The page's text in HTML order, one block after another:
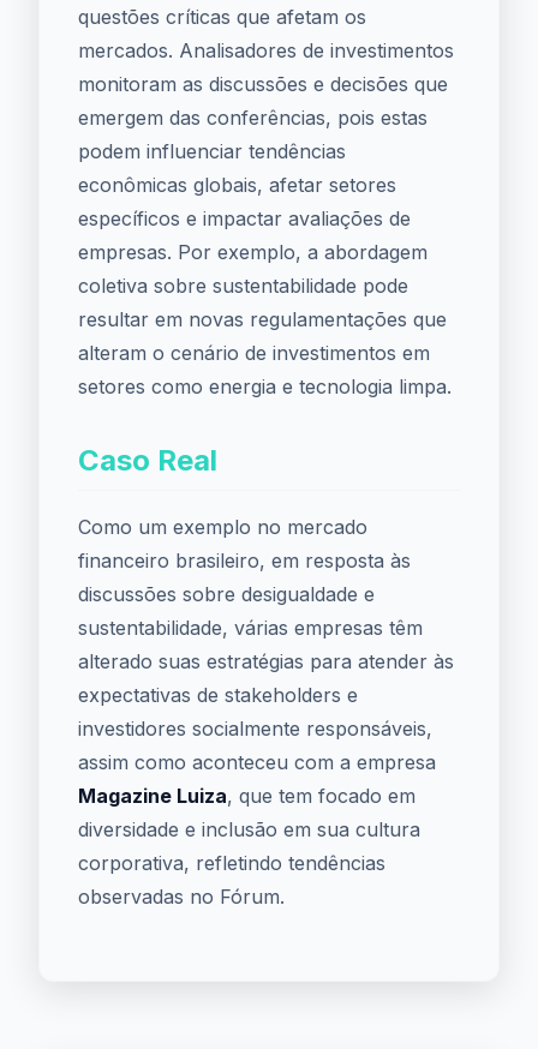
questões críticas que afetam os
mercados. Analisadores de investimentos
monitoram as discussões e decisões que
emergem das conferências, pois estas
podem influenciar tendências
econômicas globais, afetar setores
específicos e impactar avaliações de
empresas. Por exemplo, a abordagem
coletiva sobre sustentabilidade pode
resultar em novas regulamentações que
alteram o cenário de investimentos em
setores como energia e tecnologia limpa.
Caso Real
Como um exemplo no mercado
financeiro brasileiro, em resposta às
discussões sobre desigualdade e
sustentabilidade, várias empresas têm
alterado suas estratégias para atender às
expectativas de stakeholders e
investidores socialmente responsáveis,
assim como aconteceu com a empresa
Magazine Luiza, que tem focado em
diversidade e inclusão em sua cultura
corporativa, refletindo tendências
observadas no Fórum.